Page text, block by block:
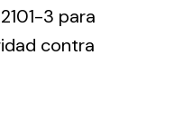
para todo tipo
3 para
contra